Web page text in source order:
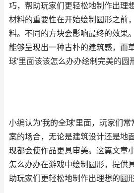
巧，帮助玩家们更轻松地制作出理
材料的重要性在开始绘制圆形之前
料。不同的方块会影响最终的效果
能够呈现出一种古朴的建筑感，而
球’里面该该怎么办办绘制完美的圆
小编认为‘我的全球’里面，玩家们
案的场合，无论是建筑设计还是地
现都会使作品更具审美。这篇文章
怎么办办在游戏中绘制圆形，提供
助玩家们更轻松地制作出理想的圆形